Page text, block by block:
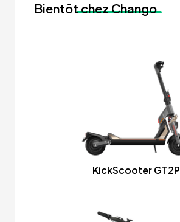
Bientôtchez Chango
KickScooter GT2P